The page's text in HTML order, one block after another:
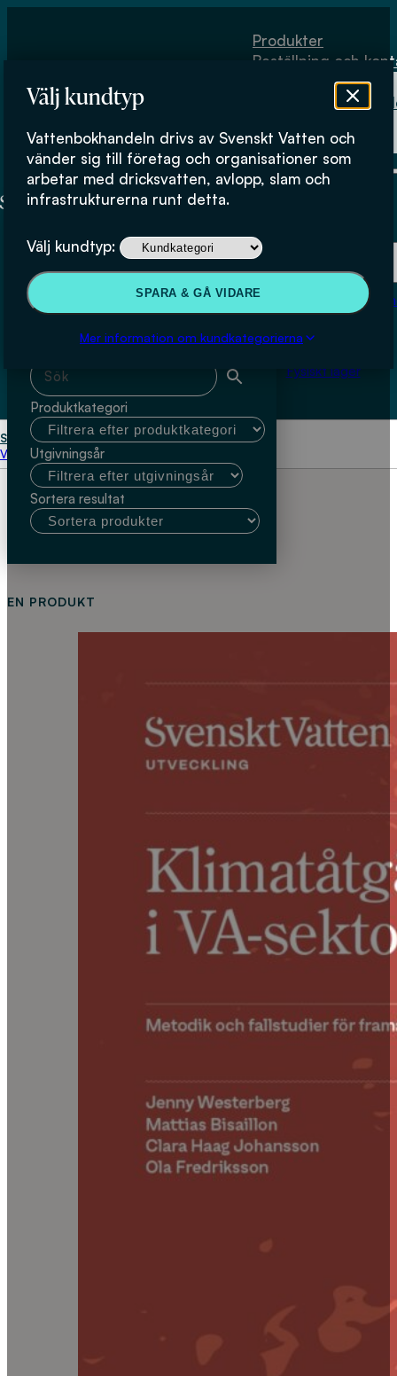
Välj kundtyp
Vattenbokhandeln drivs av Svenskt Vatten och
vänder sig till företag och organisationer som
arbetar med dricksvatten, avlopp, slam och
infrastrukturerna runt detta.
Välj kundtyp:
SPARA & GÅ VIDARE
Mer information om kundkategorierna
Produkter
Beställning och
Fysiskt lager
Beställning och kontakt
Om
Köpvillkor
Fysiskt lager
Start Mattias Bisaillon
Välj kundtyp
Mattias Bisaillon
Sök & filtrera
Sök med fritext
Produktkategori
Utgivningsår
Sortera resultat
EN PRODUKT